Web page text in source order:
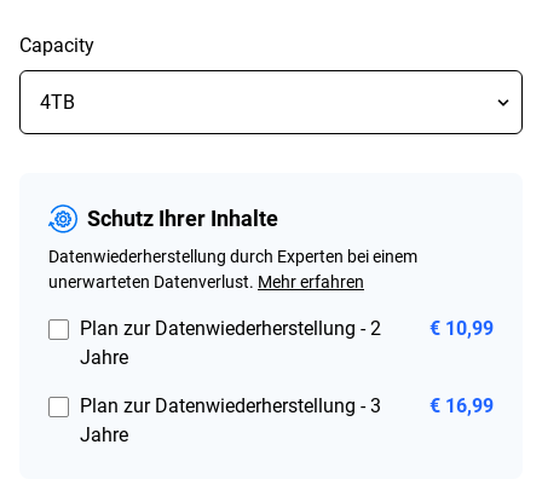
Capacity
Schutz Ihrer Inhalte
Datenwiederherstellung durch Experten bei einem
unerwarteten Datenverlust. Mehr erfahren
Plan zur Datenwiederherstellung - 2
Jahre
€ 10,99
Plan zur Datenwiederherstellung - 3
Jahre
€ 16,99